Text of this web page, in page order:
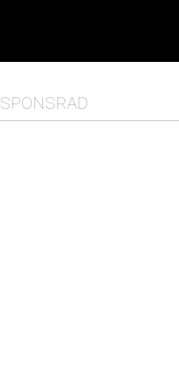
SPONSRAD